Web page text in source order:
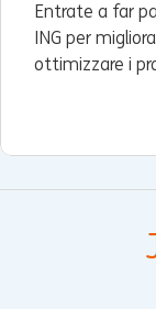
Entrate a far
ING per
ottimizzare i